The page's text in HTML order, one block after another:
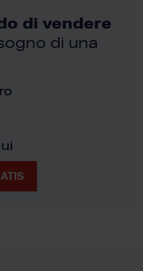
di vendere
di una